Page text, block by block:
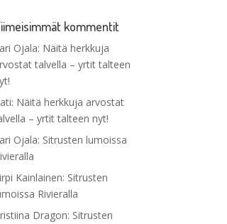
kommentit
Ojala: Näitä herkkuja
talvella – yrtit talteen
: Näitä herkkuja arvostat
– yrtit talteen nyt!
Ojala: Sitrusten lumoissa
Kainlainen: Sitrusten
Rivieralla
Dragon: Sitrusten